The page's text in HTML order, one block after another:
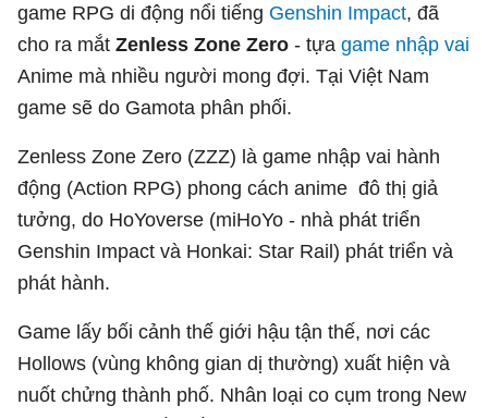
game RPG di động nổi tiếng Genshin Impact, đã
cho ra mắt Zenless Zone Zero - tựa game nhập vai
Anime mà nhiều người mong đợi. Tại Việt Nam
game sẽ do Gamota phân phối.
Zenless Zone Zero (ZZZ) là game nhập vai hành
động (Action RPG) phong cách anime đô thị giả
tưởng, do HoYoverse (miHoYo - nhà phát triển
Genshin Impact và Honkai: Star Rail) phát triển và
phát hành.
Game lấy bối cảnh thế giới hậu tận thế, nơi các
Hollows (vùng không gian dị thường) xuất hiện và
nuốt chửng thành phố. Nhân loại co cụm trong New